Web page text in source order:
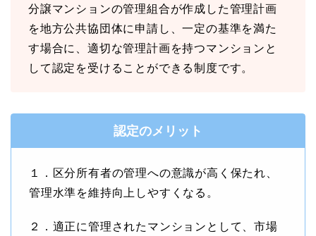
分譲マンションの管理組合が作成した管理計画
を地方公共協団体に申請し、一定の基準を満た
す場合に、適切な管理計画を持つマンションと
して認定を受けることができる制度です。
認定のメリット
１．区分所有者の管理への意識が高く保たれ、
管理水準を維持向上しやすくなる。
２．適正に管理されたマンションとして、市場